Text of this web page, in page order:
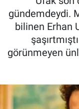
gündemdeydi.
bilinen Erhan
görünmeyen
ASTROLOJİ
BLOG
Haber Arşivi